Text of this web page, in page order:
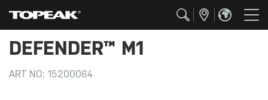
DEFENDER™ M1
ART NO: 15200064